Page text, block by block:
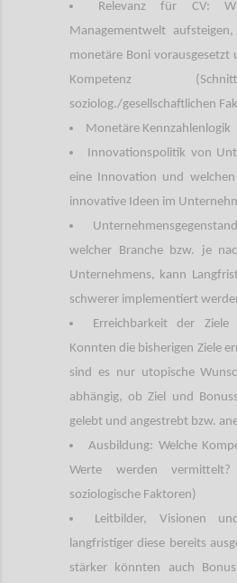
Relevanz für CV:
Managementwelt
monetäre Boni vorausgesetzt
Kompetenz
soziolog./gesellschaftlichen
Monetäre Kennzahlenlogik
Innovationspolitik von
eine Innovation und
innovative Ideen im
welcher Branche bzw. je
Unternehmens, kann
schwerer implementiert
Erreichbarkeit der
Konnten die bisherigen Ziele
sind es nur utopische
abhängig, ob Ziel und
gelebt und angestrebt bzw.
Ausbildung: Welche
Werte werden
soziologische Faktoren)
Leitbilder, Visionen
langfristiger diese bereits
stärker könnten auch